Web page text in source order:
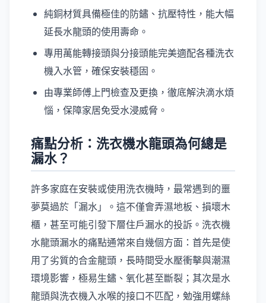
純銅材質具備極佳的防鏽、抗壓特性，能大幅
延長水龍頭的使用壽命。
專用萬能轉接頭與分接頭能完美適配各種洗衣
機入水管，確保安裝穩固。
由專業師傅上門檢查及更換，徹底解決滴水煩
惱，保障家居免受水浸威脅。
痛點分析：洗衣機水龍頭為何總是
漏水？
許多家庭在安裝或使用洗衣機時，最常遇到的噩
夢莫過於「漏水」。這不僅會弄濕地板、損壞木
櫃，甚至可能引發下層住戶漏水的投訴。洗衣機
水龍頭漏水的痛點通常來自幾個方面：首先是使
用了劣質的合金龍頭，長時間受水壓衝擊與潮濕
環境影響，極易生鏽、氧化甚至斷裂；其次是水
龍頭與洗衣機入水喉的接口不匹配，勉強用螺絲